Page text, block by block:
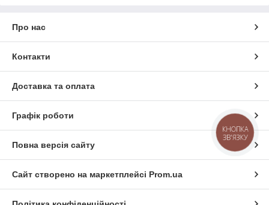
Про нас
Контакти
Доставка та оплата
Графік роботи
Повна версія сайту
Сайт створено на маркетплейсі Prom.ua
КНОПКА
ЗВ'ЯЗКУ